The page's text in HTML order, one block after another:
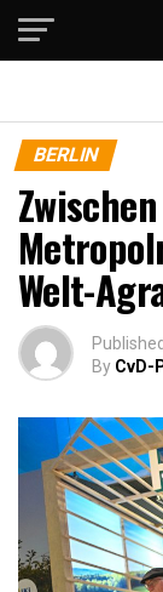
BERLIN
Welt-
Published
By CvD-